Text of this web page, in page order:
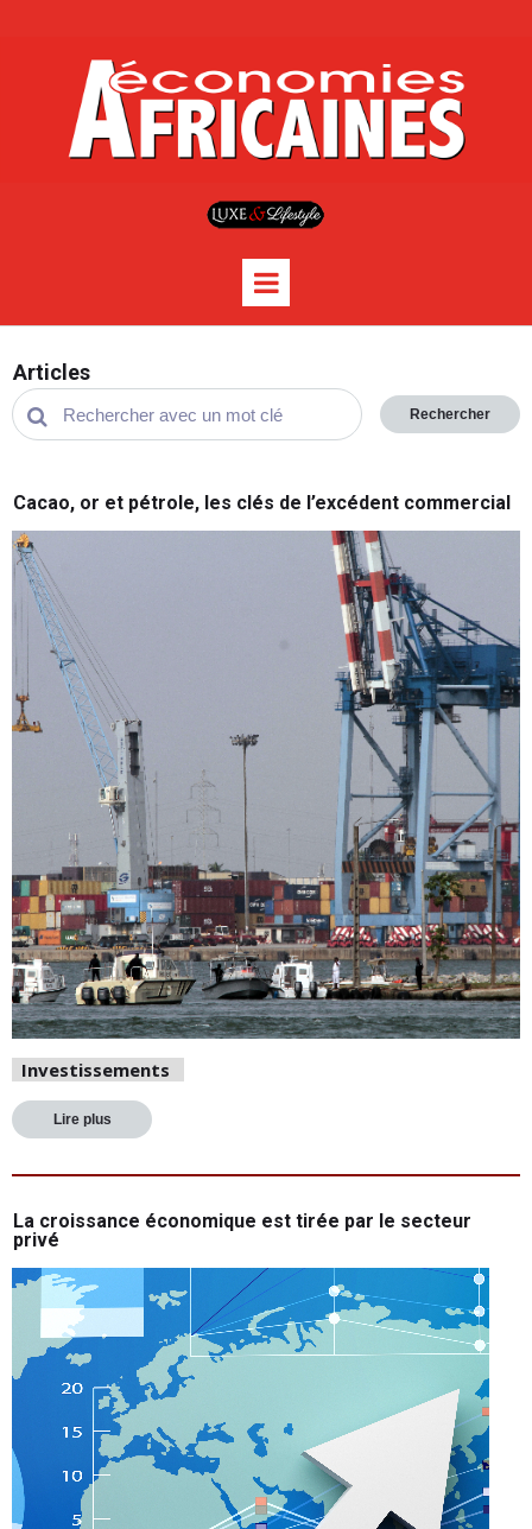
Articles
Rechercher
Cacao, or et pétrole, les clés de l’excédent commercial
Investissements
Lire plus
La croissance économique est tirée par le secteur
privé